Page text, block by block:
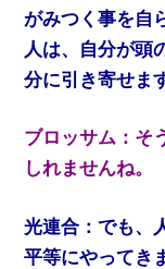
がみつく事を自
人は、自分が頭
分に引き寄せま
ブロッサム：そ
しれませんね。
光連合：でも、
平等にやってき